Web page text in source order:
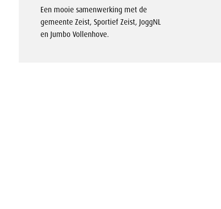
Een mooie samenwerking met de
gemeente Zeist, Sportief Zeist, JoggNL
en Jumbo Vollenhove.